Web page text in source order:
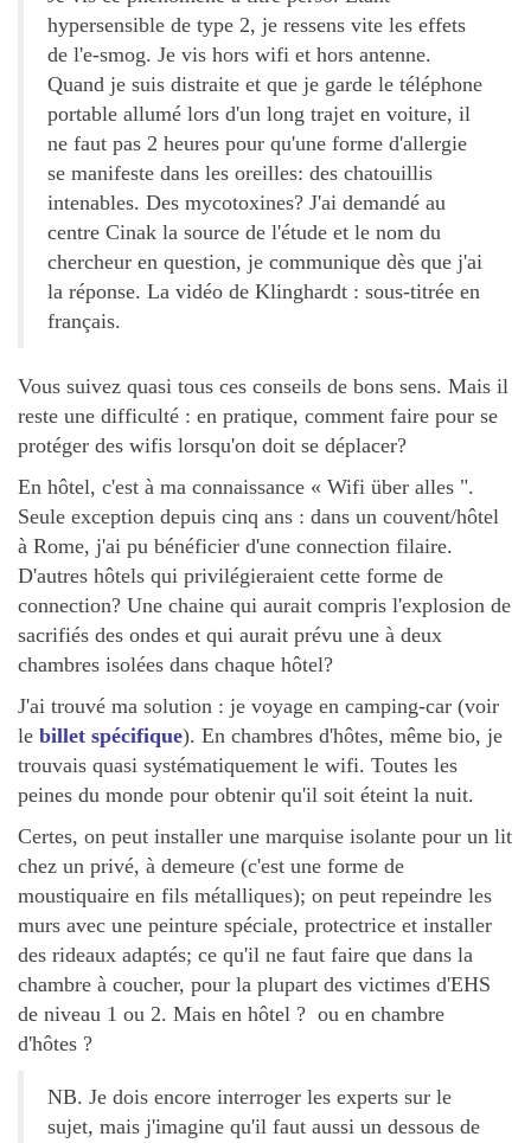
hypersensible de type 2, je ressens vite les effets
de l'e-smog. Je vis hors wifi et hors antenne.
Quand je suis distraite et que je garde le téléphone
portable allumé lors d'un long trajet en voiture, il
ne faut pas 2 heures pour qu'une forme d'allergie
se manifeste dans les oreilles: des chatouillis
intenables. Des mycotoxines? J'ai demandé au
centre Cinak la source de l'étude et le nom du
chercheur en question, je communique dès que j'ai
la réponse. La vidéo de Klinghardt : sous-titrée en
français.
Vous suivez quasi tous ces conseils de bons sens. Mais il
reste une difficulté : en pratique, comment faire pour se
protéger des wifis lorsqu'on doit se déplacer?
En hôtel, c'est à ma connaissance « Wifi über alles ".
Seule exception depuis cinq ans : dans un couvent/hôtel
à Rome, j'ai pu bénéficier d'une connection filaire.
D'autres hôtels qui privilégieraient cette forme de
connection? Une chaine qui aurait compris l'explosion de
sacrifiés des ondes et qui aurait prévu une à deux
chambres isolées dans chaque hôtel?
J'ai trouvé ma solution : je voyage en camping-car (voir
le billet spécifique). En chambres d'hôtes, même bio, je
trouvais quasi systématiquement le wifi. Toutes les
peines du monde pour obtenir qu'il soit éteint la nuit.
Certes, on peut installer une marquise isolante pour un lit
chez un privé, à demeure (c'est une forme de
moustiquaire en fils métalliques); on peut repeindre les
murs avec une peinture spéciale, protectrice et installer
des rideaux adaptés; ce qu'il ne faut faire que dans la
chambre à coucher, pour la plupart des victimes d'EHS
de niveau 1 ou 2. Mais en hôtel ? ou en chambre
d'hôtes ?
NB. Je dois encore interroger les experts sur le
sujet, mais j'imagine qu'il faut aussi un dessous de